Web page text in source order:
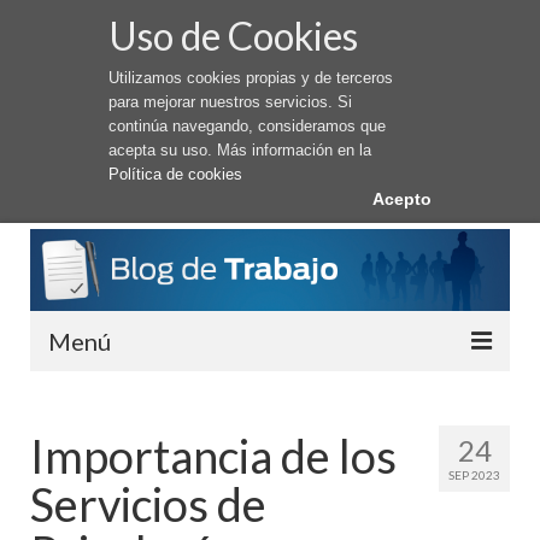
Uso de Cookies
Utilizamos cookies propias y de terceros
para mejorar nuestros servicios. Si
continúa navegando, consideramos que
acepta su uso. Más información en la
Política de cookies
Acepto
Menú
Cómo buscar trabajo
Trabajar en el Extranjero
24
SEP 2023
Importancia de los
Servicios de